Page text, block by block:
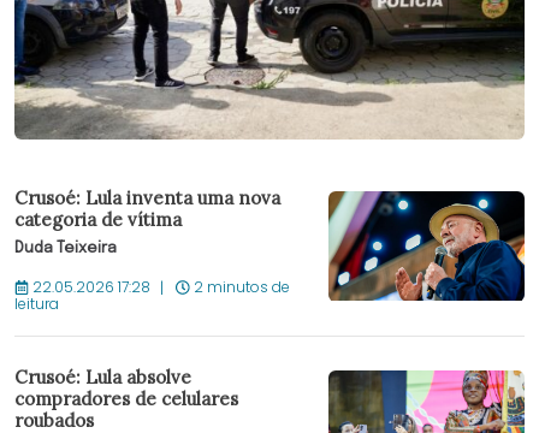
Crusoé: Lula inventa uma nova
categoria de vítima
Duda Teixeira
22.05.2026 17:28 2 minutos de
leitura
Crusoé: Lula absolve
compradores de celulares
roubados